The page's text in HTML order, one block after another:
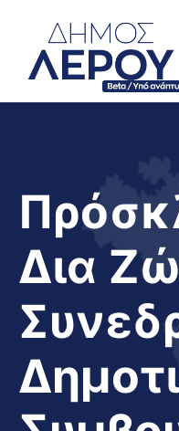
Αρχική
Διαφάνεια
Το
Νησί
Μας
Δια